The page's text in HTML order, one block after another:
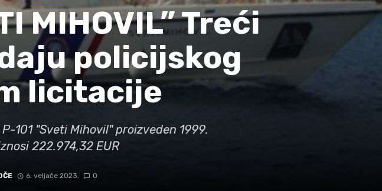
MIHOVIL” Treći
policijskog
licitacije
101 "Sveti Mihovil" proizveden 1999.
222.974,32 EUR
6. veljače 2023. 0